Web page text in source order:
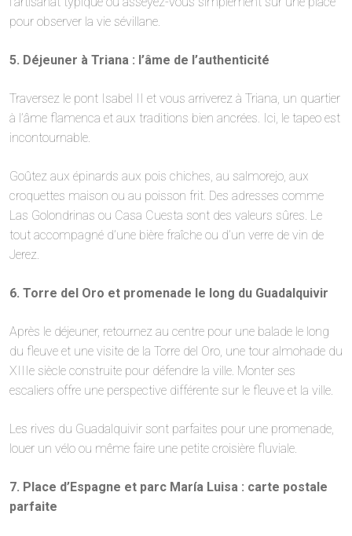
pour observer la vie sévillane.
5. Déjeuner à Triana : l’âme de l’authenticité
Traversez le pont Isabel II et vous arriverez à Triana, un quartier
à l’âme flamenca et aux traditions bien ancrées. Ici, le tapeo est
incontournable.
Goûtez aux épinards aux pois chiches, au salmorejo, aux
croquettes maison ou au poisson frit. Des adresses comme
Las Golondrinas ou Casa Cuesta sont des valeurs sûres. Le
tout accompagné d’une bière fraîche ou d’un verre de vin de
Jerez.
6. Torre del Oro et promenade le long du Guadalquivir
Après le déjeuner, retournez au centre pour une balade le long
du fleuve et une visite de la Torre del Oro, une tour almohade du
XIIIe siècle construite pour défendre la ville. Monter ses
escaliers offre une perspective différente sur le fleuve et la ville.
Les rives du Guadalquivir sont parfaites pour une promenade,
louer un vélo ou même faire une petite croisière fluviale.
7. Place d’Espagne et parc María Luisa : carte postale
parfaite